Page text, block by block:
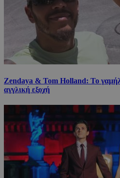
Zendaya & Tom Holland: Το
αγγλική εξοχή